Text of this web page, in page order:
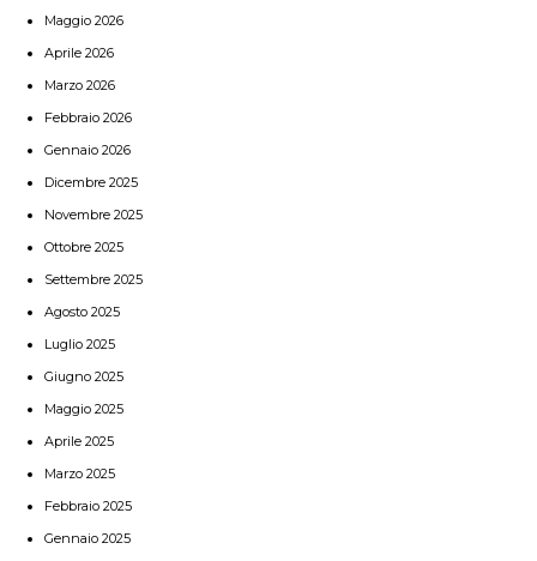
Maggio 2026
Aprile 2026
Marzo 2026
Febbraio 2026
Gennaio 2026
Dicembre 2025
Novembre 2025
Ottobre 2025
Settembre 2025
Agosto 2025
Luglio 2025
Giugno 2025
Maggio 2025
Aprile 2025
Marzo 2025
Febbraio 2025
Gennaio 2025